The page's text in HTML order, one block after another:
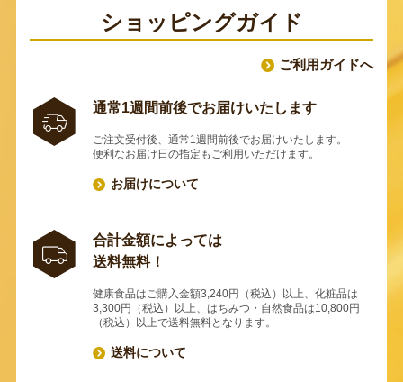
ショッピングガイド
ご利用ガイドへ
通常1週間前後でお届けいたします
ご注文受付後、通常1週間前後でお届けいたします。
便利なお届け日の指定もご利用いただけます。
お届けについて
合計金額によっては
送料無料！
健康食品はご購入金額3,240円（税込）以上、化粧品は
3,300円（税込）以上、はちみつ・自然食品は10,800円
（税込）以上で送料無料となります。
送料について